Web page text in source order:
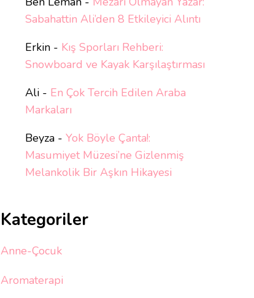
Sabahattin Ali’den 8 Etkileyici Alıntı
Erkin- Kış Sporları Rehberi:
Snowboard ve Kayak Karşılaştırması
Ali- En Çok Tercih Edilen Araba
Markaları
Beyza- Yok Böyle Çanta!:
Masumiyet Müzesi’ne Gizlenmiş
Melankolik Bir Aşkın Hikayesi
Kategoriler
Anne-Çocuk
Aromaterapi